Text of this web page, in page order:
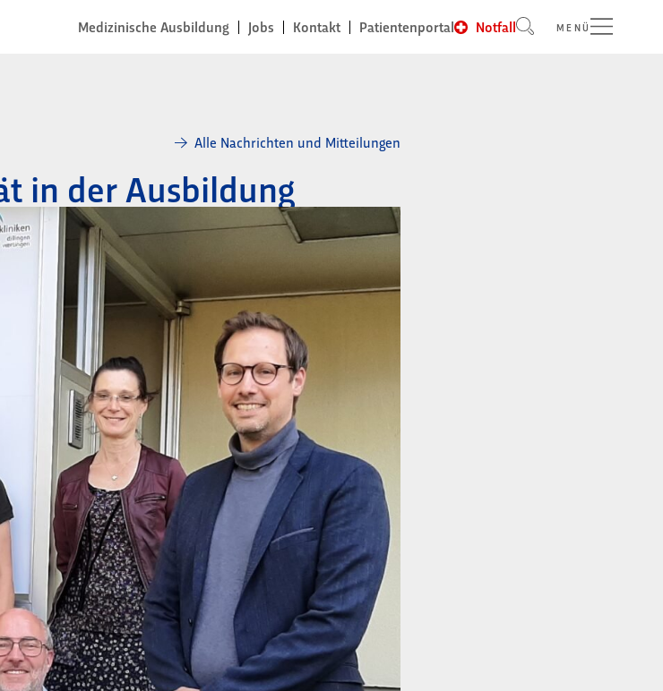
MENÜ
Medizinische Ausbildung Jobs Kontakt Patientenportal Notfall
Alle Nachrichten und Mitteilungen
in der Ausbildung